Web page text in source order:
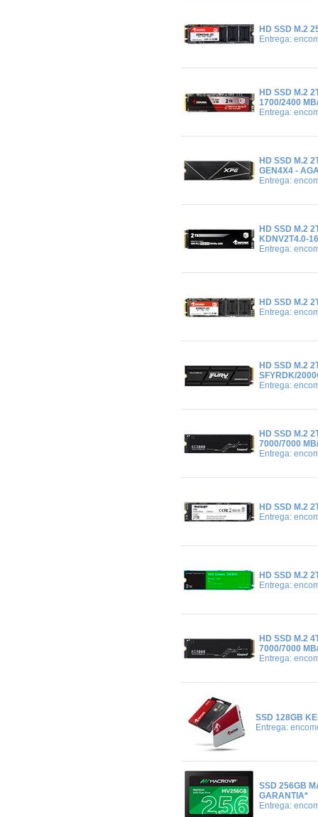
HD SSD M.2
Entrega:
HD SSD M.2
1700/2400
Entrega:
HD SSD M.2
GEN4X4 -
Entrega:
HD SSD M.2
KDNV2T4.0-
Entrega:
HD SSD M.2
Entrega:
HD SSD M.2
SFYRDK/
Entrega:
HD SSD M.2
7000/7000
Entrega:
HD SSD M.2
Entrega:
HD SSD M.2
Entrega:
HD SSD M.2
7000/7000
Entrega:
SSD 128GB
Entrega:
SSD 256GB
GARANTIA*
Entrega: